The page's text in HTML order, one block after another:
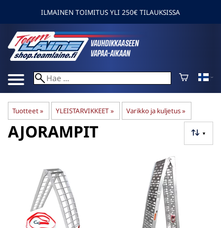
ILMAINEN TOIMITUS YLI 250€ TILAUKSISSA
Tuotteet‪» YLEISTARVIKKEET ‪» Varikko ja kuljetus‪»
▼
AJORAMPIT